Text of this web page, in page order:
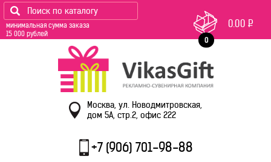
минимальная сумма заказа
15 000 рублей
0
0.00 Р
Москва, ул. Новодмитровская,
дом 5А, стр.2, офис 222
+7 (906) 701-98-88